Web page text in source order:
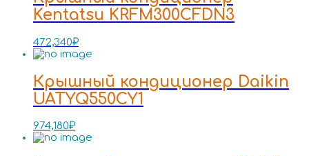
Kentatsu KRFM300CFDN3
472,340₽
Крышный кондиционер Daikin
UATYQ550CY1
974,180₽